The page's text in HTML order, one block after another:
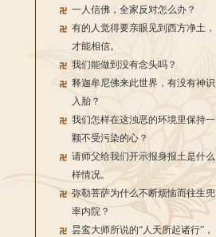
一人信佛，全家反对怎么办？
有的人觉得要亲眼见到西方净土，
才能相信。
我们能做到没有念头吗？
释迦牟尼佛来此世界，有没有神识
入胎？
我们怎样在这浊恶的环境里保持一
颗不受污染的心？
请师父给我们开示报身报土是什么
样情况。
弥勒菩萨为什么不断烦恼而往生兜
率内院？
昙鸾大师所说的“人天所起诸行”，